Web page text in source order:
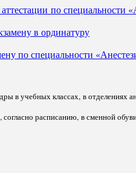
по специальности
в ординатуру
по специальности
в учебных классах, в отделениях
расписанию, в сменной